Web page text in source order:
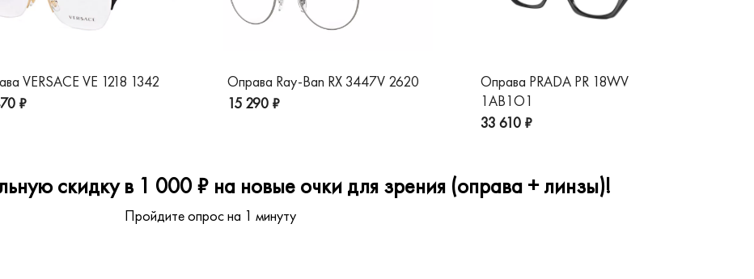
VERSACE VE 1218 1342
₽
Оправа Ray-Ban RX 3447V 2620
15 290 ₽
Оправа PRADA PR 18WV
1AB1O1
33 610 ₽
скидку в 1 000 ₽ на новые очки для зрения (оправа + линзы)!
Пройдите опрос на 1 минуту